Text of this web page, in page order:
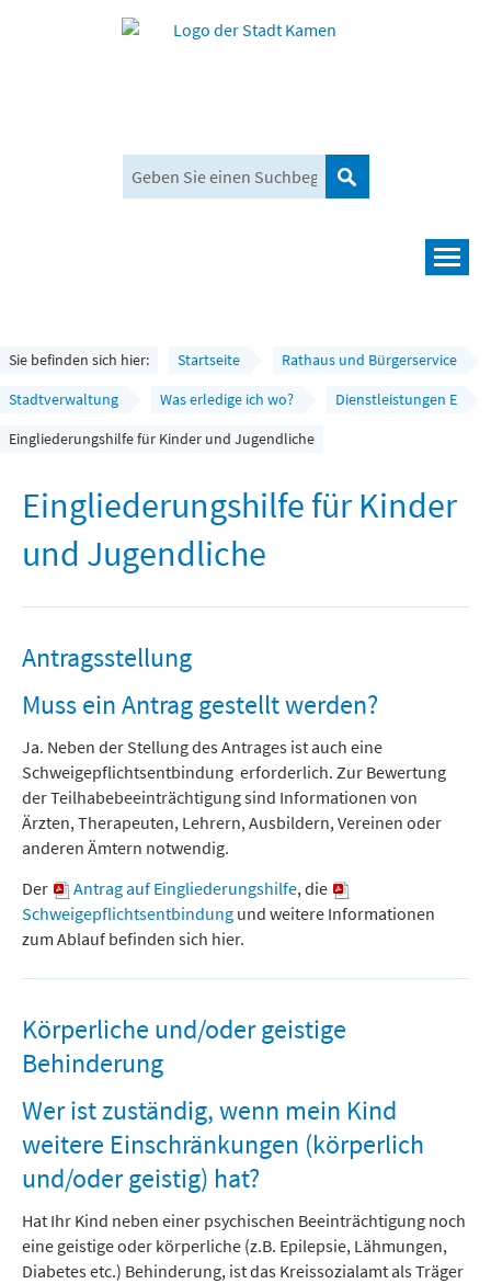
Suchen
Rathaus und Bürgerservice
Wirtschaft und Planen
Umwelt, Klima und Mobilität
Freizeit und Tourismus
Sie befinden sich hier: Startseite
Rathaus und Bürgerservice
Stadtverwaltung
Was erledige ich wo?
Dienstleistungen E
Eingliederungshilfe für Kinder und Jugendliche
Eingliederungshilfe für Kinder
und Jugendliche
Antragsstellung
Muss ein Antrag gestellt werden?
Ja. Neben der Stellung des Antrages ist auch eine
Schweigepflichtsentbindung erforderlich. Zur Bewertung
der Teilhabebeeinträchtigung sind Informationen von
Ärzten, Therapeuten, Lehrern, Ausbildern, Vereinen oder
anderen Ämtern notwendig.
Der
Antrag auf Eingliederungshilfe, die
Schweigepflichtsentbindung und weitere Informationen
zum Ablauf befinden sich hier.
Körperliche und/oder geistige
Behinderung
Wer ist zuständig, wenn mein Kind
weitere Einschränkungen (körperlich
und/oder geistig) hat?
Hat Ihr Kind neben einer psychischen Beeinträchtigung noch
eine geistige oder körperliche (z.B. Epilepsie, Lähmungen,
Diabetes etc.) Behinderung, ist das Kreissozialamt als Träger